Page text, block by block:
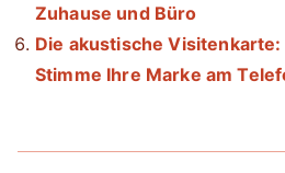
Zuhause und Büro
Die akustische
Stimme Ihre Marke am